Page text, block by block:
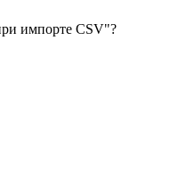
импорте CSV"?